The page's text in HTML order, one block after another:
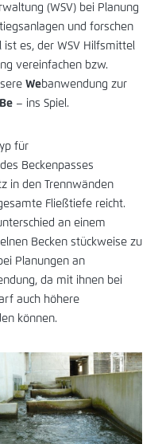
(WSV) bei Planung
und forschen
es, der WSV Hilfsmittel
vereinfachen bzw.
Webanwendung zur
– ins Spiel.
für
Beckenpasses
in den Trennwänden
Fließtiefe reicht.
an einem
Becken stückweise zu
Planungen an
da mit ihnen bei
auch höhere
können.